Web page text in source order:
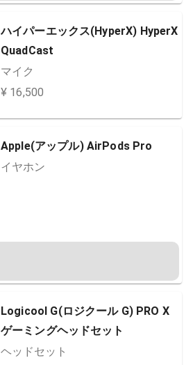
ハイパーエックス(HyperX) HyperX
QuadCast
マイク
¥ 16,500
Apple(アップル) AirPods Pro
イヤホン
Logicool G(ロジクール G) PRO X
ゲーミングヘッドセット
ヘッドセット